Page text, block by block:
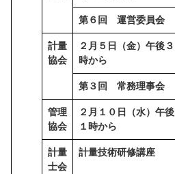
第６回 運営委員会
計量
協会
２月５日（金）午後３
時から
第３回 常務理事会
管理
協会
２月１０日（水）午後
１時から
計量
士会
計量技術研修講座